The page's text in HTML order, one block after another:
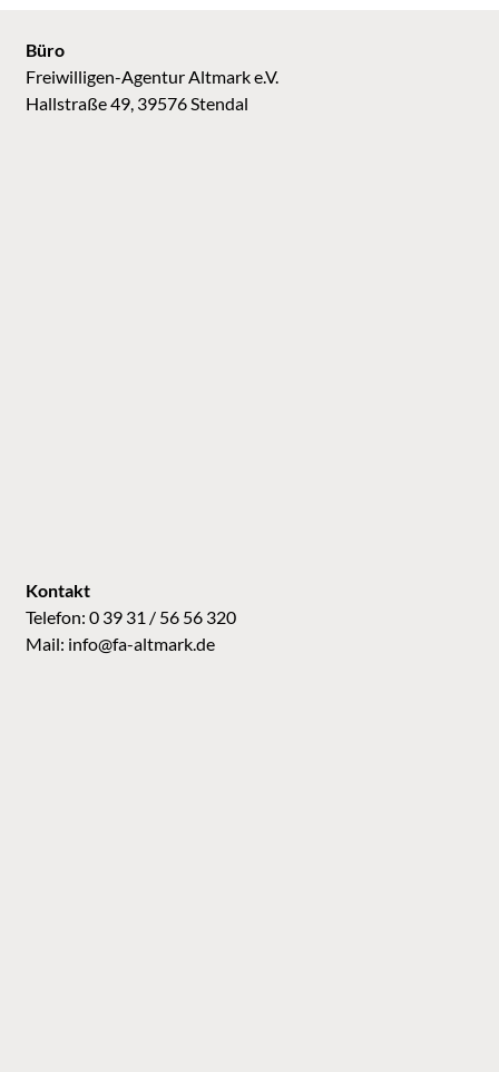
Kontakt
Telefon: 0 39 31 / 56 56 320
Mail: info@fa-altmark.de
Büro
Freiwilligen-Agentur Altmark e.V.
Hallstraße 49, 39576 Stendal